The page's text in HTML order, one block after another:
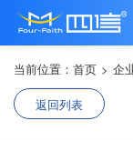
当前位置： 首页 > 企
返回列表